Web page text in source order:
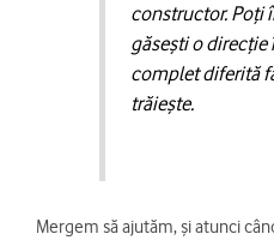
constructor. Poți
găsești o direcție
complet diferită
trăiește.
Mergem să ajutăm, și atunci